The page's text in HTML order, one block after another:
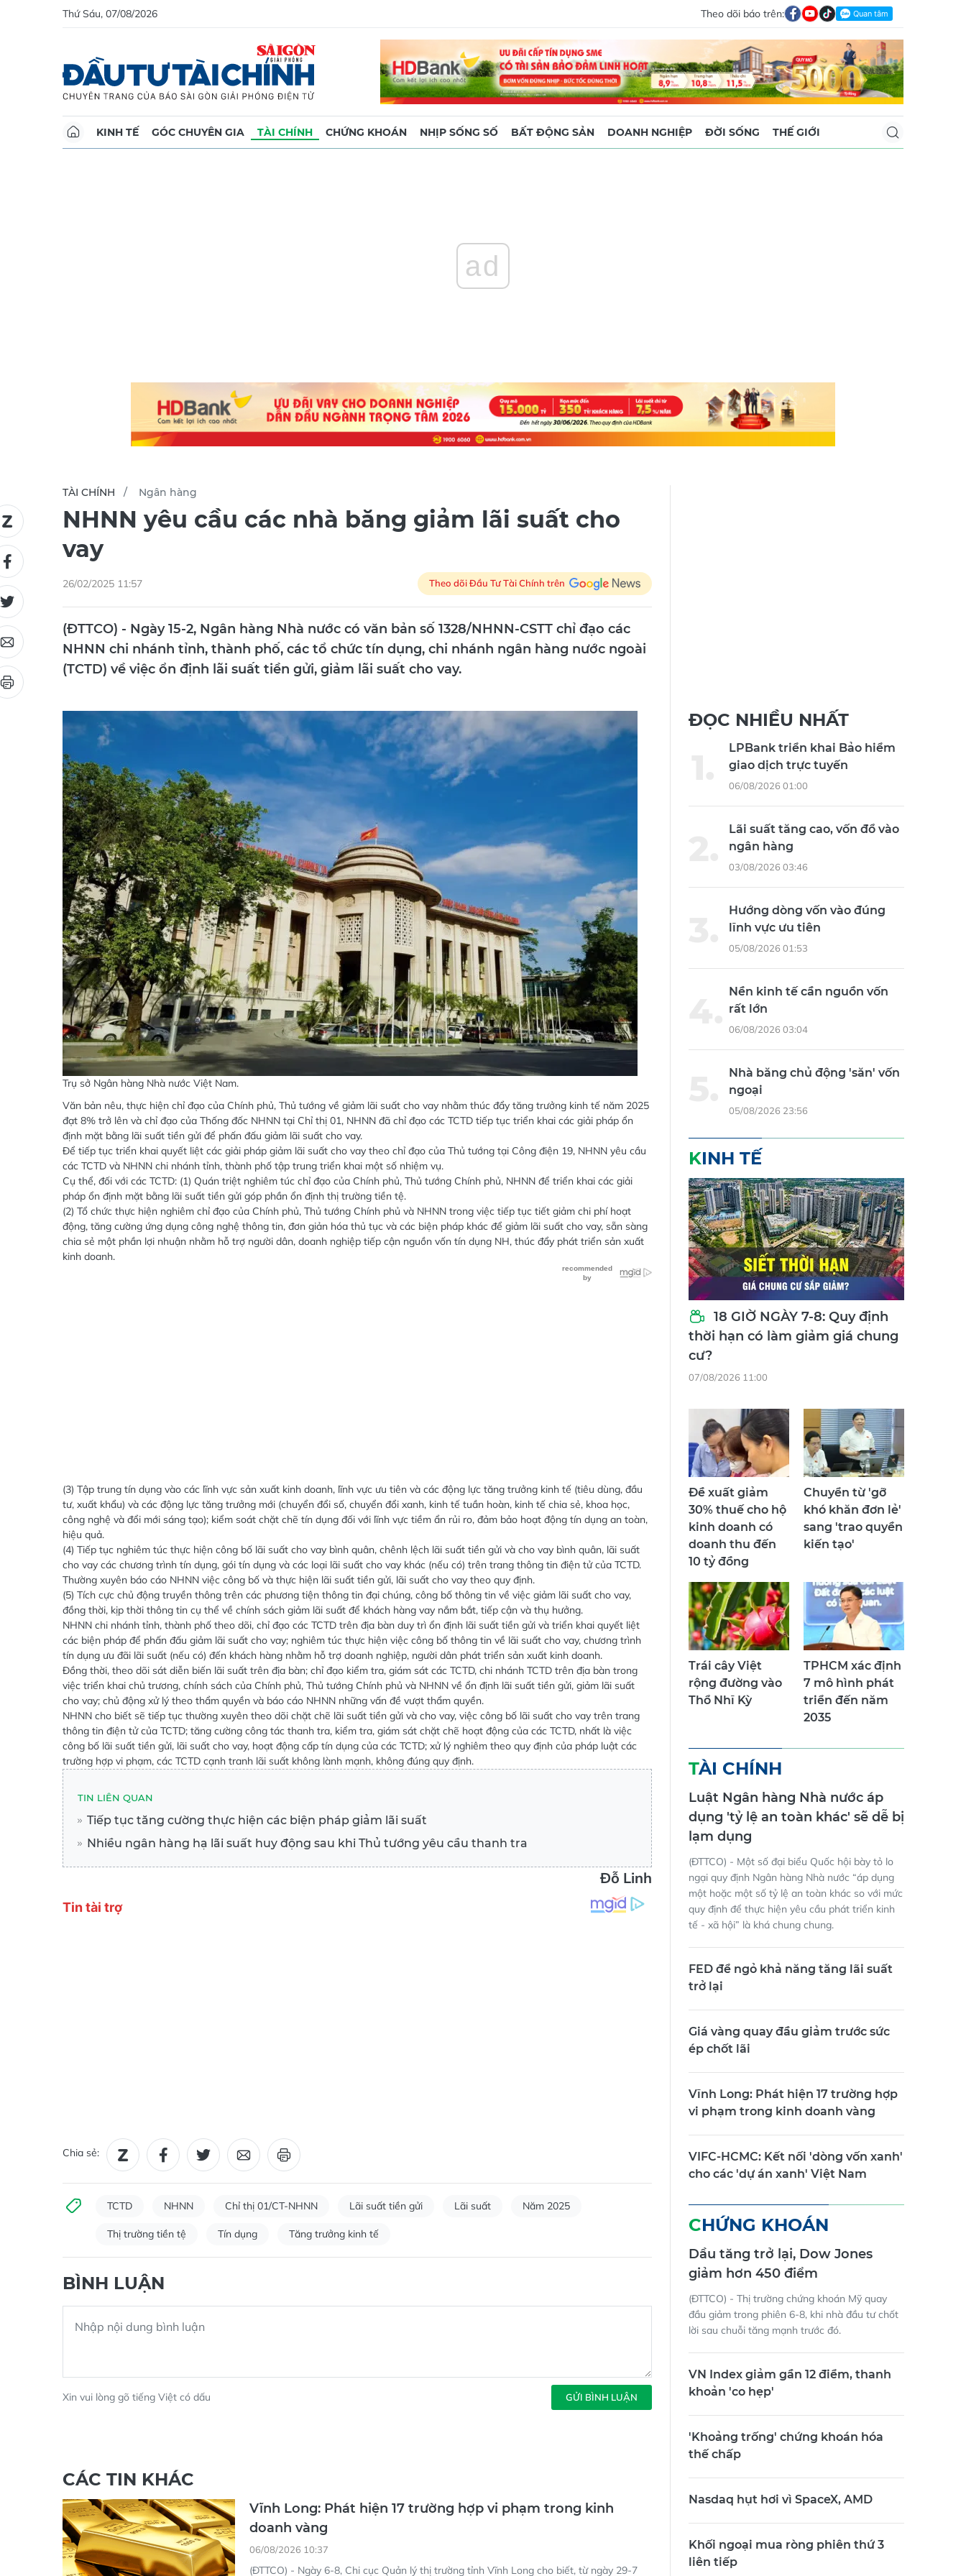
Thứ Sáu, 07/08/2026 Theo dõi báo trên:
KINH TẾ GÓC CHUYÊN GIA TÀI CHÍNH CHỨNG KHOÁN NHỊP SỐNG SỐ BẤT ĐỘNG SẢN DOANH NGHIỆP ĐỜI SỐNG THẾ GIỚI
ad
TÀI CHÍNH Ngân hàng
NHNN yêu cầu các nhà băng giảm lãi suất cho
vay
26/02/2025 11:57 Theo dõi Đầu Tư Tài Chính trên
(ĐTTCO) - Ngày 15-2, Ngân hàng Nhà nước có văn bản số 1328/NHNN-CSTT chỉ đạo các
NHNN chi nhánh tỉnh, thành phố, các tổ chức tín dụng, chi nhánh ngân hàng nước ngoài
(TCTD) về việc ổn định lãi suất tiền gửi, giảm lãi suất cho vay.
Trụ sở Ngân hàng Nhà nước Việt Nam.
Văn bản nêu, thực hiện chỉ đạo của Chính phủ, Thủ tướng về giảm lãi suất cho vay nhằm thúc đẩy tăng trưởng kinh tế năm 2025
đạt 8% trở lên và chỉ đạo của Thống đốc NHNN tại Chỉ thị 01, NHNN đã chỉ đạo các TCTD tiếp tục triển khai các giải pháp ổn
định mặt bằng lãi suất tiền gửi để phấn đấu giảm lãi suất cho vay.
Để tiếp tục triển khai quyết liệt các giải pháp giảm lãi suất cho vay theo chỉ đạo của Thủ tướng tại Công điện 19, NHNN yêu cầu
các TCTD và NHNN chi nhánh tỉnh, thành phố tập trung triển khai một số nhiệm vụ.
Cụ thể, đối với các TCTD: (1) Quán triệt nghiêm túc chỉ đạo của Chính phủ, Thủ tướng Chính phủ, NHNN để triển khai các giải
pháp ổn định mặt bằng lãi suất tiền gửi góp phần ổn định thị trường tiền tệ.
(2) Tổ chức thực hiện nghiêm chỉ đạo của Chính phủ, Thủ tướng Chính phủ và NHNN trong việc tiếp tục tiết giảm chi phí hoạt
động, tăng cường ứng dụng công nghệ thông tin, đơn giản hóa thủ tục và các biện pháp khác để giảm lãi suất cho vay, sẵn sàng
chia sẻ một phần lợi nhuận nhằm hỗ trợ người dân, doanh nghiệp tiếp cận nguồn vốn tín dụng NH, thúc đẩy phát triển sản xuất
kinh doanh.
(3) Tập trung tín dụng vào các lĩnh vực sản xuất kinh doanh, lĩnh vực ưu tiên và các động lực tăng trưởng kinh tế (tiêu dùng, đầu
tư, xuất khẩu) và các động lực tăng trưởng mới (chuyển đổi số, chuyển đổi xanh, kinh tế tuần hoàn, kinh tế chia sẻ, khoa học,
công nghệ và đổi mới sáng tạo); kiểm soát chặt chẽ tín dụng đối với lĩnh vực tiềm ẩn rủi ro, đảm bảo hoạt động tín dụng an toàn,
hiệu quả.
(4) Tiếp tục nghiêm túc thực hiện công bố lãi suất cho vay bình quân, chênh lệch lãi suất tiền gửi và cho vay bình quân, lãi suất
cho vay các chương trình tín dụng, gói tín dụng và các loại lãi suất cho vay khác (nếu có) trên trang thông tin điện tử của TCTD.
Thường xuyên báo cáo NHNN việc công bố và thực hiện lãi suất tiền gửi, lãi suất cho vay theo quy định.
(5) Tích cực chủ động truyền thông trên các phương tiện thông tin đại chúng, công bố thông tin về việc giảm lãi suất cho vay,
đồng thời, kịp thời thông tin cụ thể về chính sách giảm lãi suất để khách hàng vay nắm bắt, tiếp cận và thụ hưởng.
NHNN chi nhánh tỉnh, thành phố theo dõi, chỉ đạo các TCTD trên địa bàn duy trì ổn định lãi suất tiền gửi và triển khai quyết liệt
các biện pháp để phấn đấu giảm lãi suất cho vay; nghiêm túc thực hiện việc công bố thông tin về lãi suất cho vay, chương trình
tín dụng ưu đãi lãi suất (nếu có) đến khách hàng nhằm hỗ trợ doanh nghiệp, người dân phát triển sản xuất kinh doanh.
Đồng thời, theo dõi sát diễn biến lãi suất trên địa bàn; chỉ đạo kiểm tra, giám sát các TCTD, chi nhánh TCTD trên địa bàn trong
việc triển khai chủ trương, chính sách của Chính phủ, Thủ tướng Chính phủ và NHNN về ổn định lãi suất tiền gửi, giảm lãi suất
cho vay; chủ động xử lý theo thẩm quyền và báo cáo NHNN những vấn đề vượt thẩm quyền.
NHNN cho biết sẽ tiếp tục thường xuyên theo dõi chặt chẽ lãi suất tiền gửi và cho vay, việc công bố lãi suất cho vay trên trang
thông tin điện tử của TCTD; tăng cường công tác thanh tra, kiểm tra, giám sát chặt chẽ hoạt động của các TCTD, nhất là việc
công bố lãi suất tiền gửi, lãi suất cho vay, hoạt động cấp tín dụng của các TCTD; xử lý nghiêm theo quy định của pháp luật các
trường hợp vi phạm, các TCTD cạnh tranh lãi suất không lành mạnh, không đúng quy định.
TIN LIÊN QUAN
Tiếp tục tăng cường thực hiện các biện pháp giảm lãi suất
Nhiều ngân hàng hạ lãi suất huy động sau khi Thủ tướng yêu cầu thanh tra
Đỗ Linh
Chia sẻ:
TCTD NHNN Chỉ thị 01/CT-NHNN Lãi suất tiền gửi Lãi suất Năm 2025
Thị trường tiền tệ Tín dụng Tăng trưởng kinh tế
BÌNH LUẬN
Xin vui lòng gõ tiếng Việt có dấu GỬI BÌNH LUẬN
CÁC TIN KHÁC
Vĩnh Long: Phát hiện 17 trường hợp vi phạm trong kinh
doanh vàng
06/08/2026 10:37
(ĐTTCO) - Ngày 6-8, Chi cục Quản lý thị trường tỉnh Vĩnh Long cho biết, từ ngày 29-7
ĐỌC NHIỀU NHẤT
LPBank triển khai Bảo hiểm
giao dịch trực tuyến
06/08/2026 01:00
Lãi suất tăng cao, vốn đổ vào
ngân hàng
03/08/2026 03:46
Hướng dòng vốn vào đúng
lĩnh vực ưu tiên
05/08/2026 01:53
Nền kinh tế cần nguồn vốn
rất lớn
06/08/2026 03:04
Nhà băng chủ động 'săn' vốn
ngoại
05/08/2026 23:56
KINH TẾ
18 GIỜ NGÀY 7-8: Quy định
thời hạn có làm giảm giá chung
cư?
07/08/2026 11:00
Đề xuất giảm
30% thuế cho hộ
kinh doanh có
doanh thu đến
10 tỷ đồng
Chuyển từ 'gỡ
khó khăn đơn lẻ'
sang 'trao quyền
kiến tạo'
Trái cây Việt
rộng đường vào
Thổ Nhĩ Kỳ
TPHCM xác định
7 mô hình phát
triển đến năm
2035
TÀI CHÍNH
Luật Ngân hàng Nhà nước áp
dụng 'tỷ lệ an toàn khác' sẽ dễ bị
lạm dụng
(ĐTTCO) - Một số đại biểu Quốc hội bày tỏ lo
ngại quy định Ngân hàng Nhà nước “áp dụng
một hoặc một số tỷ lệ an toàn khác so với mức
quy định để thực hiện yêu cầu phát triển kinh
tế - xã hội” là khá chung chung.
FED để ngỏ khả năng tăng lãi suất
trở lại
Giá vàng quay đầu giảm trước sức
ép chốt lãi
Vĩnh Long: Phát hiện 17 trường hợp
vi phạm trong kinh doanh vàng
VIFC-HCMC: Kết nối 'dòng vốn xanh'
cho các 'dự án xanh' Việt Nam
CHỨNG KHOÁN
Dầu tăng trở lại, Dow Jones
giảm hơn 450 điểm
(ĐTTCO) - Thị trường chứng khoán Mỹ quay
đầu giảm trong phiên 6-8, khi nhà đầu tư chốt
lời sau chuỗi tăng mạnh trước đó.
VN Index giảm gần 12 điểm, thanh
khoản 'co hẹp'
'Khoảng trống' chứng khoán hóa
thế chấp
Nasdaq hụt hơi vì SpaceX, AMD
Khối ngoại mua ròng phiên thứ 3
liên tiếp